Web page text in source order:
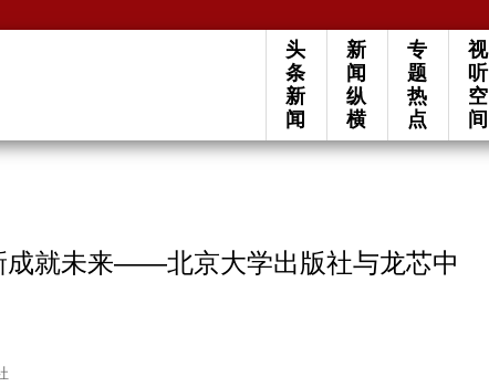
头
条
新
闻
新
闻
纵
横
专
题
热
点
视
听
空
间
成就未来——北京大学出版社与龙芯中